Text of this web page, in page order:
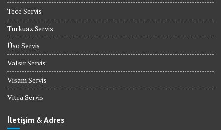
Tece Servis
Turkuaz Servis
Üso Servis
Valsir Servis
Visam Servis
Vitra Servis
İletişim & Adres